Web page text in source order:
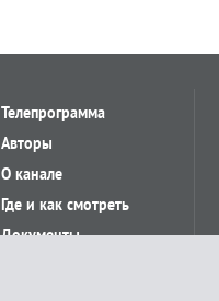
Телепрограмма
Авторы
О канале
Где и как смотреть
Документы